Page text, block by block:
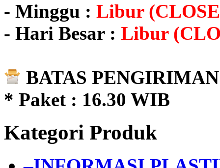
- Minggu : Libur
- Hari Besar : Libur
BATAS
* Paket : 16.30 WIB
Kategori Produk